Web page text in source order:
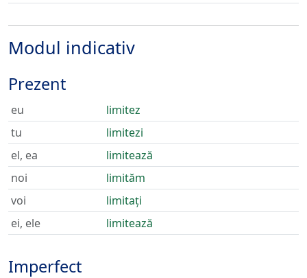
Modul indicativ
Prezent
eu
limitez
tu
limitezi
el, ea
limitează
noi
limităm
voi
limitați
ei, ele
limitează
Imperfect